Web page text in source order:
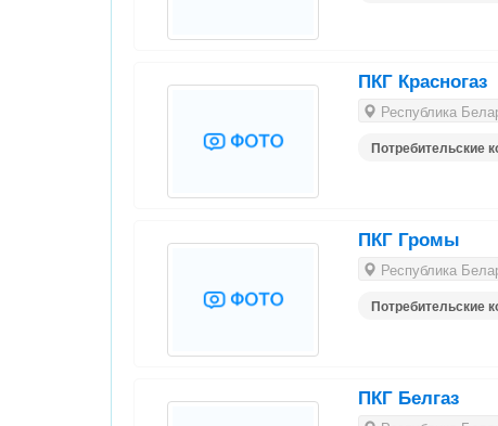
ПКГ Красногаз
Республика
Потребительские
ПКГ Громы
Республика
Потребительские
ПКГ Белгаз